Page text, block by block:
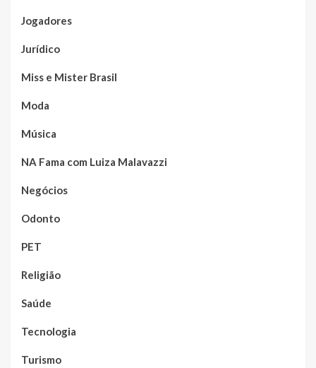
Jogadores
Jurídico
Miss e Mister Brasil
Moda
Música
NA Fama com Luiza Malavazzi
Negócios
Odonto
PET
Religião
Saúde
Tecnologia
Turismo